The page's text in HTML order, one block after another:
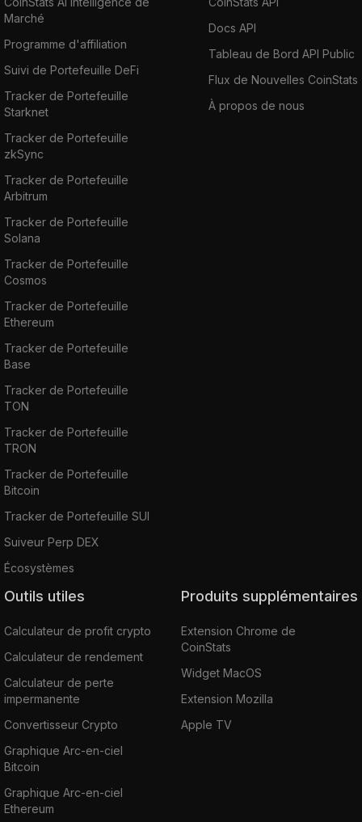
Marché
Programme d'affiliation
Suivi de Portefeuille DeFi
Tracker de Portefeuille
Starknet
Tracker de Portefeuille
zkSync
Tracker de Portefeuille
Arbitrum
Tracker de Portefeuille
Solana
Tracker de Portefeuille
Cosmos
Tracker de Portefeuille
Ethereum
Tracker de Portefeuille
Base
Tracker de Portefeuille
TON
Tracker de Portefeuille
TRON
Tracker de Portefeuille
Bitcoin
Tracker de Portefeuille SUI
Suiveur Perp DEX
Écosystèmes
Docs API
Tableau de Bord API Public
Flux de Nouvelles CoinStats
À propos de nous
Outils utiles
Calculateur de profit crypto
Calculateur de rendement
Calculateur de perte
impermanente
Convertisseur Crypto
Graphique Arc-en-ciel
Bitcoin
Graphique Arc-en-ciel
Ethereum
Produits supplémentaires
Extension Chrome de
CoinStats
Widget MacOS
Extension Mozilla
Apple TV